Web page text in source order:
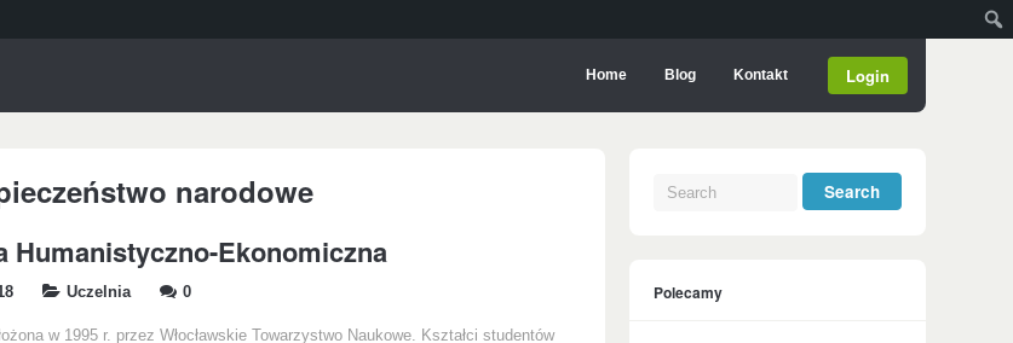
Home Blog Kontakt Login
narodowe
Humanistyczno-Ekonomiczna
Uczelnia 0
w 1995 r. przez Włocławskie Towarzystwo Naukowe. Kształci studentów
Polecamy